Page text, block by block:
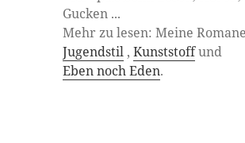
Gucken ...
Mehr zu lesen: Meine Romane
Jugendstil ,Kunststoffund
Eben noch Eden.